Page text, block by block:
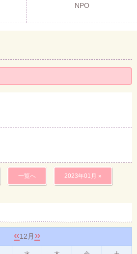
NPO
一覧へ 2023年01月 »
«12月 »